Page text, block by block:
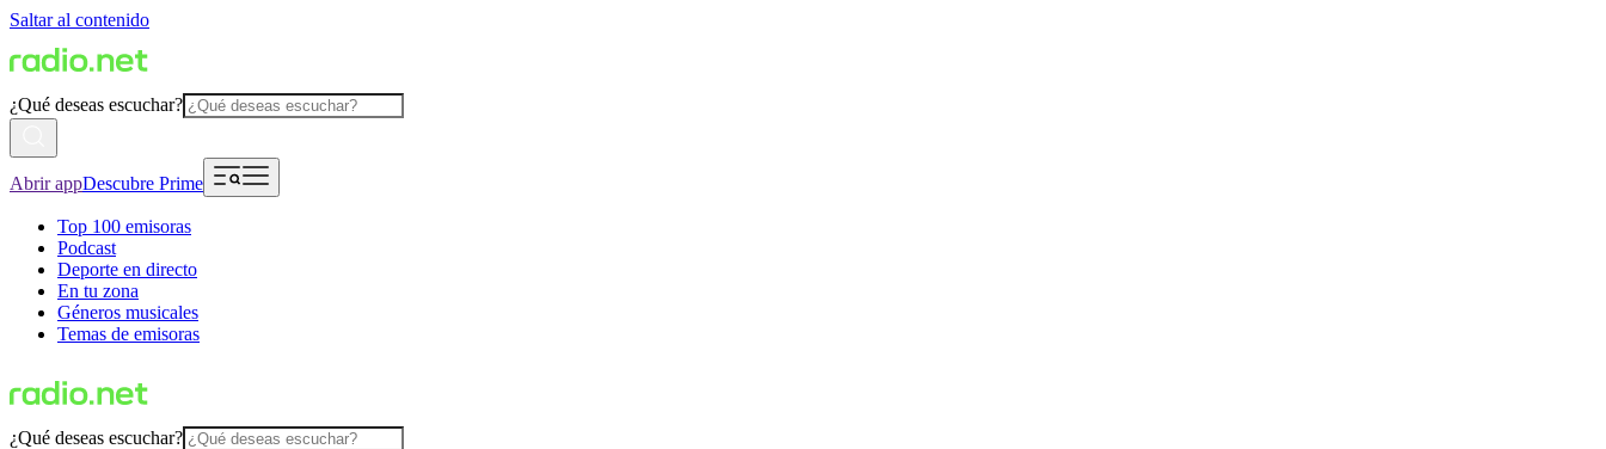
Saltar al contenido
¿Qué deseas escuchar?
Abrir appDescubre Prime
Top 100 emisoras
Podcast
Deporte en directo
En tu zona
Géneros musicales
Temas de emisoras
¿Qué deseas escuchar?